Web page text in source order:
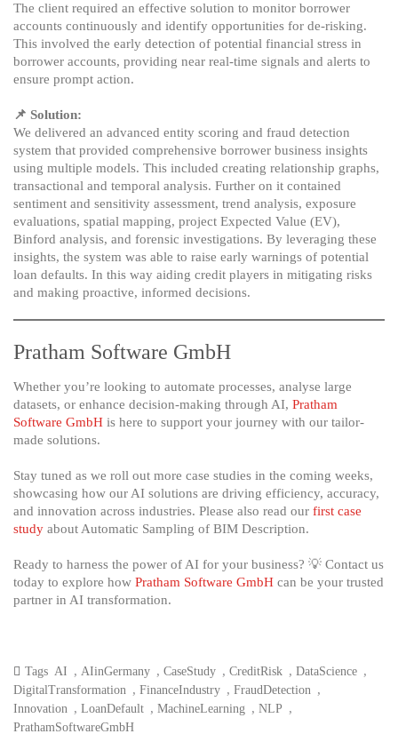
The client required an effective solution to monitor borrower
accounts continuously and identify opportunities for de-risking.
This involved the early detection of potential financial stress in
borrower accounts, providing near real-time signals and alerts to
ensure prompt action.
📌 Solution:
We delivered an advanced entity scoring and fraud detection
system that provided comprehensive borrower business insights
using multiple models. This included creating relationship graphs,
transactional and temporal analysis. Further on it contained
sentiment and sensitivity assessment, trend analysis, exposure
evaluations, spatial mapping, project Expected Value (EV),
Binford analysis, and forensic investigations. By leveraging these
insights, the system was able to raise early warnings of potential
loan defaults. In this way aiding credit players in mitigating risks
and making proactive, informed decisions.
Pratham Software GmbH
Whether you’re looking to automate processes, analyse large
datasets, or enhance decision-making through AI, Pratham
Software GmbH is here to support your journey with our tailor-
made solutions.
Stay tuned as we roll out more case studies in the coming weeks,
showcasing how our AI solutions are driving efficiency, accuracy,
and innovation across industries. Please also read our first case
study about Automatic Sampling of BIM Description.
Ready to harness the power of AI for your business? 💡 Contact us
today to explore how Pratham Software GmbH can be your trusted
partner in AI transformation.
Tags AI , AIinGermany , CaseStudy , CreditRisk , DataScience ,
DigitalTransformation , FinanceIndustry , FraudDetection ,
Innovation , LoanDefault , MachineLearning , NLP ,
PrathamSoftwareGmbH